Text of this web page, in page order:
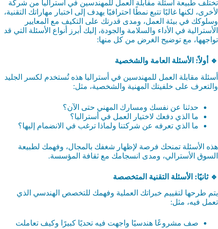
تختلف طبيعة أسئلة مقابلة العمل للمهندسين في أستراليا من شركة
لأخرى، لكنها غالبًا تتبع نمطًا احترافيًا يهدف إلى اختبار مهاراتك التقنية،
وسلوكك في بيئة العمل، ومدى قدرتك على التكيف مع المعايير
الأسترالية في الأداء والسلامة والجودة، إليك أبرز أنواع الأسئلة التي قد
تواجهها، مع توضيح الغرض من كل منها:
🔹 أولاً: الأسئلة العامة والشخصية
أسئلة مقابلة العمل للمهندسين في أستراليا هذه تُستخدم لكسر الجليد
والتعرف على خلفيتك المهنية والشخصية، مثل:
حدثنا عن نفسك ومسارك المهني حتى الآن؟
ما الذي دفعك لاختيار العمل في أستراليا؟
ما الذي تعرفه عن شركتنا ولماذا ترغب في الانضمام إليها؟
هذه الأسئلة تمنحك فرصة لإظهار شغفك بالمجال، وفهمك لطبيعة
السوق الأسترالي، ومدى انسجامك مع ثقافة المؤسسة.
🔹 ثانيًا: الأسئلة التقنية المتخصصة
يتم طرحها لتقييم خبراتك العملية وفهمك للتخصص الهندسي الذي
تعمل فيه، مثل:
صف مشروعًا هندسيًا واجهت فيه تحديًا كبيرًا وكيف تعاملت